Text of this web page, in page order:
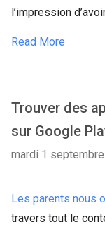
l’impression
Read More
Trouver des
sur Google
mardi 1
Les parents nous
travers tout le